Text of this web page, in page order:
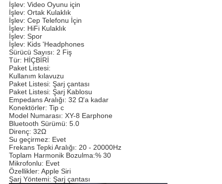
İşlev: Video Oyunu için
İşlev: Ortak Kulaklık
İşlev: Cep Telefonu İçin
İşlev: HiFi Kulaklık
İşlev: Spor
İşlev: Kids 'Headphones
Sürücü Sayısı: 2 Fiş
Tür: HİÇBİRİ
Paket Listesi:
Kullanım kılavuzu
Paket Listesi: Şarj çantası
Paket Listesi: Şarj Kablosu
Empedans Aralığı: 32 Ω'a kadar
Konektörler: Tip c
Model Numarası: XY-8 Earphone
Bluetooth Sürümü: 5.0
Direnç: 32Ω
Su geçirmez: Evet
Frekans Tepki Aralığı: 20 - 20000Hz
Toplam Harmonik Bozulma:% 30
Mikrofonlu: Evet
Özellikler: Apple Siri
Şarj Yöntemi: Şarj çantası